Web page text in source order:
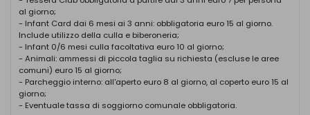
CAMERE:
il Club Esse Palmasera Resort è inserito in un parco
secolare con vegetazione mediterranea, e si suddivide in 2
distinte zone: il PALMASERA VILLAGE, con 349 camere divise
tra il corpo centrale e basse costruzioni distribuite nel
parco. La maggior parte delle camere è dotata di terrazza
o veranda, disponibili anche comode camere Family (4 e 5
posti letto), composte da doppio ambiente con unico
al giorno;
- Infant Card dai 6 mesi ai 3 anni: obbligatoria euro 15 al giorno.
Include utilizzo della culla e biberoneria;
- Infant 0/6 mesi culla facoltativa euro 10 al giorno;
- Animali: ammessi di piccola taglia su richiesta (escluse le aree
comuni) euro 15 al giorno;
- Parcheggio interno: all'aperto euro 8 al giorno, al coperto euro 15 al
giorno;
- Eventuale tassa di soggiorno comunale obbligatoria.